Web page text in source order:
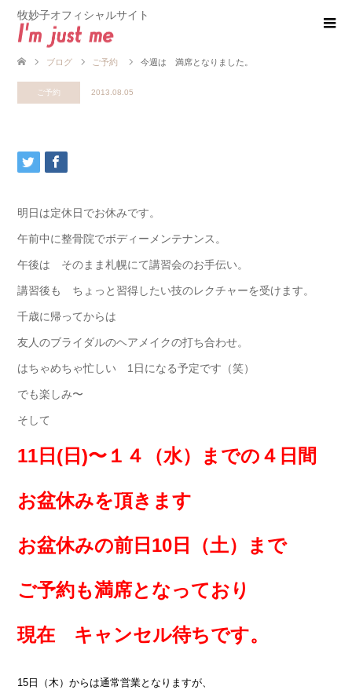
牧妙子オフィシャルサイト
ブログ ご予約 今週は 満席となりました。
ご予約 2013.08.05
明日は定休日でお休みです。
午前中に整骨院でボディーメンテナンス。
午後は そのまま札幌にて講習会のお手伝い。
講習後も ちょっと習得したい技のレクチャーを受けます。
千歳に帰ってからは
友人のブライダルのヘアメイクの打ち合わせ。
はちゃめちゃ忙しい 1日になる予定です（笑）
でも楽しみ〜
そして
11日(日)〜１４（水）までの４日間
お盆休みを頂きます
お盆休みの前日10日（土）まで
ご予約も満席となっており
現在 キャンセル待ちです。
15日（木）からは通常営業となりますが、